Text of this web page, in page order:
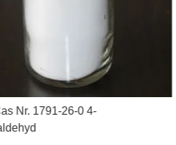
Nr. 1791-26-0 4-